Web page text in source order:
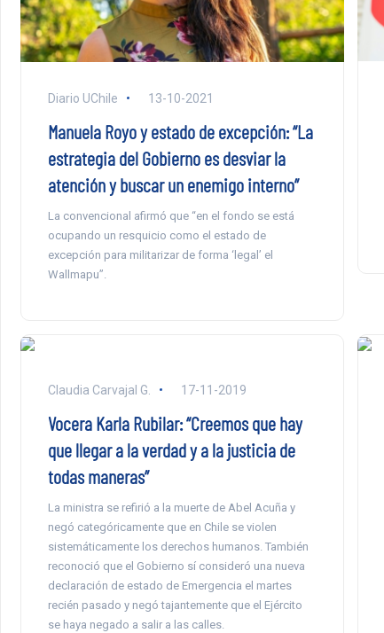
Diario UChile 13-10-2021
Manuela Royo y estado de excepción: “La
estrategia del Gobierno es desviar la
atención y buscar un enemigo interno”
La convencional afirmó que “en el fondo se está
ocupando un resquicio como el estado de
excepción para militarizar de forma ‘legal’ el
Wallmapu”.
Claudia Carvajal G. 17-11-2019
Vocera Karla Rubilar: “Creemos que hay
que llegar a la verdad y a la justicia de
todas maneras”
La ministra se refirió a la muerte de Abel Acuña y
negó categóricamente que en Chile se violen
sistemáticamente los derechos humanos. También
reconoció que el Gobierno sí consideró una nueva
declaración de estado de Emergencia el martes
recién pasado y negó tajantemente que el Ejército
se haya negado a salir a las calles.